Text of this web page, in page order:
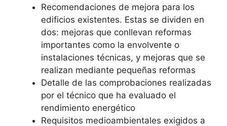
Recomendaciones de mejora para los
edificios existentes. Estas se dividen en
dos: mejoras que conllevan reformas
importantes como la envolvente o
instalaciones técnicas, y mejoras que se
realizan mediante pequeñas reformas
Detalle de las comprobaciones realizadas
por el técnico que ha evaluado el
rendimiento energético
Requisitos medioambientales exigidos a